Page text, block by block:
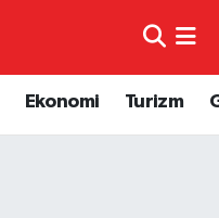
Ekonomi Turizm